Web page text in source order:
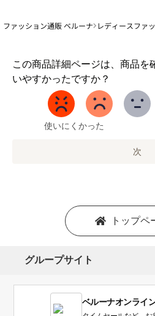
ファッション通販 ベルーナ レディースファ
この商品詳細ページは、商品を
いやすかったですか？
1
か
使いにくかった
次
トップペ
グループサイト
ベルーナオンライ